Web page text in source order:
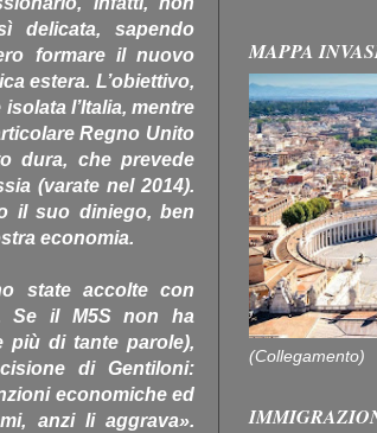
delicata, sapendo
formare il nuovo
estera. L’obiettivo,
l’Italia, mentre
Regno Unito
dura, che prevede
(varate nel 2014).
il suo diniego, ben
economia.
state accolte con
Se il M5S non ha
più di tante parole),
di Gentiloni:
economiche ed
anzi li aggrava».
MAPPA
(Collegamento)